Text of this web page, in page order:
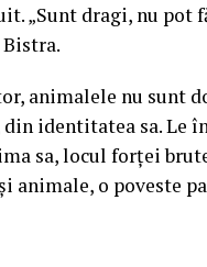
„Sunt dragi, nu pot
animalele nu sunt
identitatea sa. Le
sa, locul forței
animale, o poveste